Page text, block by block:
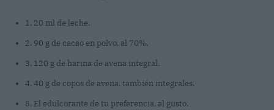
1. 20 ml de leche.
2. 90 g de cacao en polvo, al 70%.
3. 120 g de harina de avena integral.
4. 40 g de copos de avena, también integrales.
5. El edulcorante de tu preferencia, al gusto.